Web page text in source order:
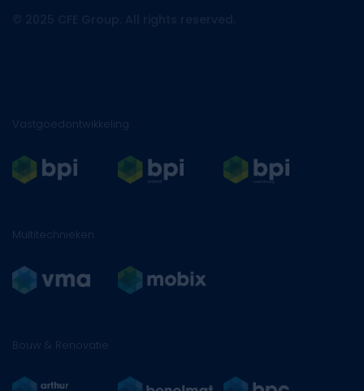
Vastgoedontwikkeling
Multitechnieken
Bouw & Renovatie